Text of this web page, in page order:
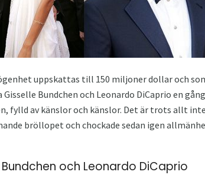
uppskattas till 150 miljoner dollar och
Bundchen och Leonardo DiCaprio en
fylld av känslor och känslor. Det är trots allt
bröllopet och chockade sedan igen
och Leonardo DiCaprio